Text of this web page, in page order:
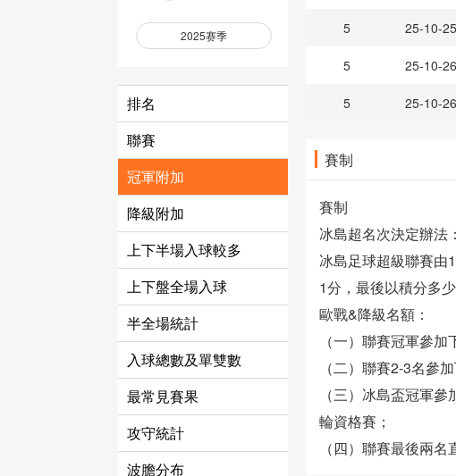
2025赛季
排名
聯賽
冠軍附加
降級附加
上下半場入球較多
上下盤全場入球
半全場統計
入球總數及單雙數
最常見賽果
攻守統計
波膽分布
5 25-10-
5 25-10-
5 25-10-
賽制
賽制
冰島超名次決定辦法：
冰島足球超級聯賽由
1分，最後以積分多少
歐戰&降級名額：
（一）聯賽冠軍參
（二）聯賽2-3名參
（三）冰島盃冠軍
輪資格賽；
（四）聯賽最後兩名